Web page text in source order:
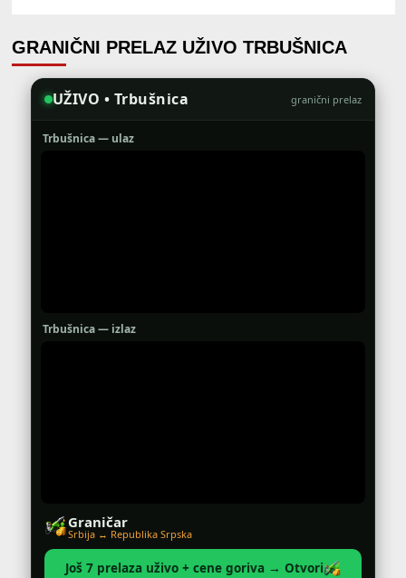
GRANIČNI PRELAZ UŽIVO TRBUŠNICA
UŽIVO • Trbušnica granični prelaz
Trbušnica — ulaz
Trbušnica — izlaz
Graničar
Srbija ↔ Republika Srpska
Još 7 prelaza uživo + cene goriva → Otvori